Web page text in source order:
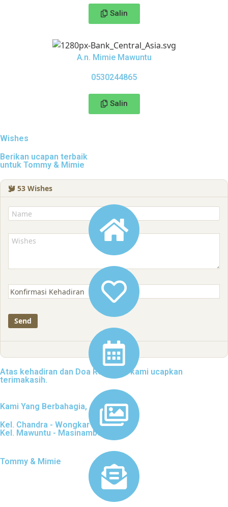
Salin
A.n. Mimie Mawuntu
0530244865
Salin
Wishes
Berikan ucapan terbaik
untuk Tommy & Mimie
53 Wishes
Atas kehadiran dan Doa Restunya kami ucapkan
terimakasih.
Kami Yang Berbahagia,
Kel. Chandra - Wongkar
Kel. Mawuntu - Masinambow
Tommy & Mimie